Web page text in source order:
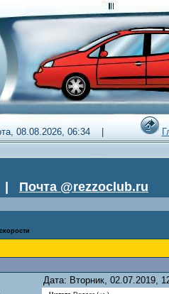
08.08.2026, 06:34 |
Почта @rezzoclub.ru
Дата: Вторник, 02.07.2019,